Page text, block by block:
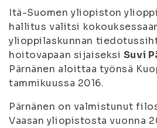
Itä-Suomen yliopiston
hallitus valitsi kokouksessaan
ylioppilaskunnan
hoitovapaan sijaiseksi Suvi
Pärnänen aloittaa työnsä
tammikuussa 2016.
Pärnänen on valmistunut
Vaasan yliopistosta vuonna